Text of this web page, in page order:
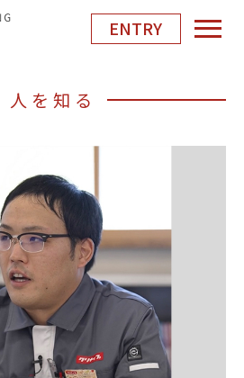
ENTRY
人を知る